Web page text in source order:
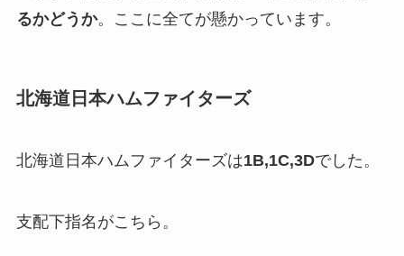
るかどうか。ここに全てが懸かっています。
北海道日本ハムファイターズ
北海道日本ハムファイターズは1B,1C,3Dでした。
支配下指名がこちら。